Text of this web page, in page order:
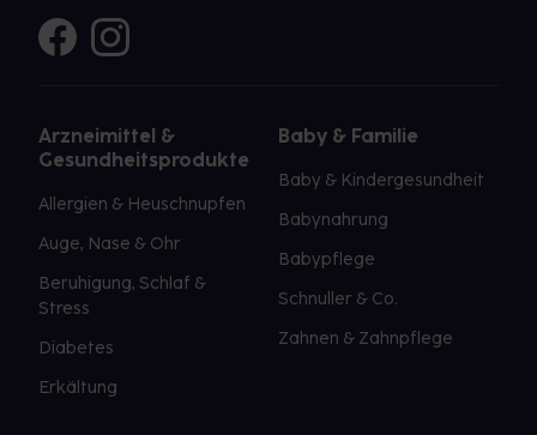
Arzneimittel &
Gesundheitsprodukte
Allergien & Heuschnupfen
Auge, Nase & Ohr
Beruhigung, Schlaf &
Stress
Diabetes
Erkältung
Baby & Familie
Baby & Kindergesundheit
Babynahrung
Babypflege
Schnuller & Co.
Zahnen & Zahnpflege